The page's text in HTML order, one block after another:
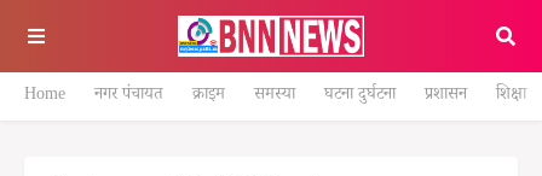
Home नगर पंचायत क्राइम समस्या घटना दुर्घटना प्रशासन शिक्षा